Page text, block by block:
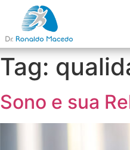
Tag:
Sono e sua